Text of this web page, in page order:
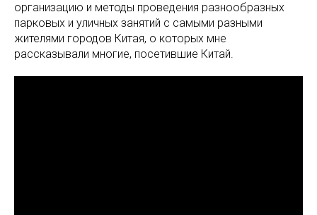
организацию и методы проведения разнообразных
парковых и уличных занятий с самыми разными
жителями городов Китая, о которых мне
рассказывали многие, посетившие Китай.